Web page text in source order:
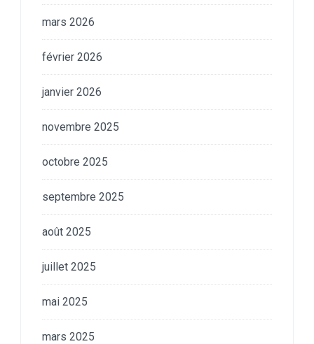
mars 2026
février 2026
janvier 2026
novembre 2025
octobre 2025
septembre 2025
août 2025
juillet 2025
mai 2025
mars 2025